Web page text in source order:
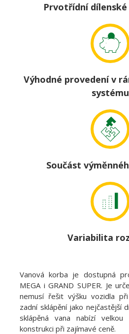
Prvotřídní
Výhodné provedení v
systému
Součást
Variabilita
Vanová korba je dostupná
MEGA i GRAND SUPER. Je
nemusí řešit výšku vozidla
zadní sklápění jako nejčastější
sklápěná vana nabízí
konstrukci při zajímavé ceně.